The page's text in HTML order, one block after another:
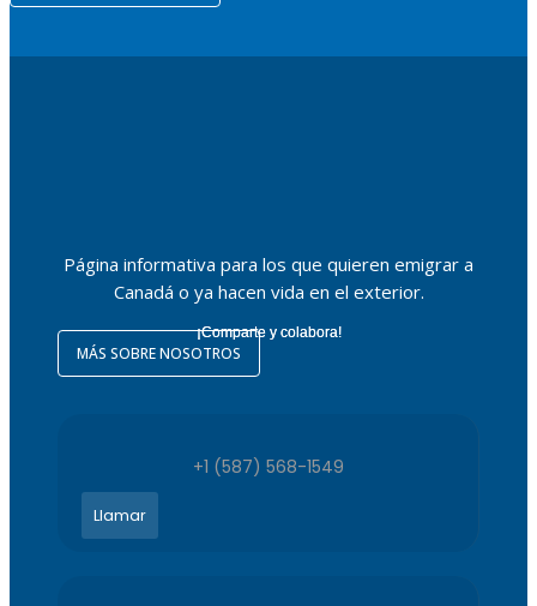
Página informativa para los que quieren emigrar a
Canadá o ya hacen vida en el exterior.
¡Comparte y colabora!
MÁS SOBRE NOSOTROS
+1 (587) 568-1549
Llamar